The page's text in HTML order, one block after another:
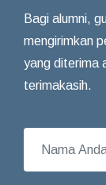
Bagi alumni,
mengirimkan
yang diterima
terimakasih.